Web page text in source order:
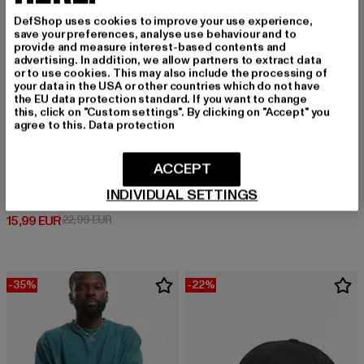
URBAN CLASSICS
Heavy Oversized
15,99 EUR
Derzeitiger Preis: 15,99 EUR
22,99 EURAktionspreis: 22,99 EUR
URBAN CLASSICS
12,99 EUR
Derzeitiger Preis: 12,99 EUR
19,99 EUR
-35% -22%
DefShop uses cookies to improve your use experience,
save your preferences, analyse use behaviour and to
provide and measure interest-based contents and
advertising. In addition, we allow partners to extract data
or to use cookies. This may also include the processing of
your data in the USA or other countries which do not have
the EU data protection standard. If you want to change
this, click on "Custom settings". By clicking on "Accept" you
agree to this. Data protection
INDIVIDUAL SETTINGS
ACCEPT